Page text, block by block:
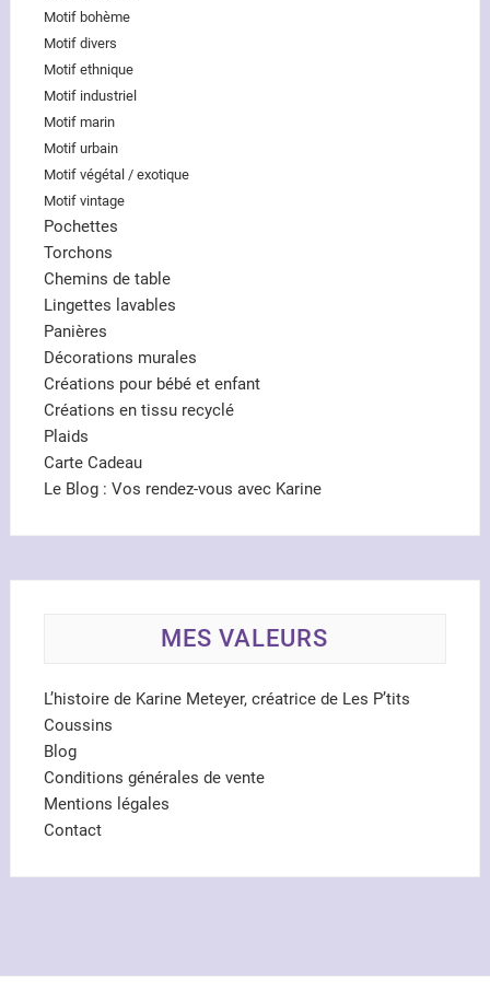
Motif bohème
Motif divers
Motif ethnique
Motif industriel
Motif marin
Motif urbain
Motif végétal / exotique
Motif vintage
Pochettes
Torchons
Chemins de table
Lingettes lavables
Panières
Décorations murales
Créations pour bébé et enfant
Créations en tissu recyclé
Plaids
Carte Cadeau
Le Blog : Vos rendez-vous avec Karine
MES VALEURS
L’histoire de Karine Meteyer, créatrice de Les P’tits
Coussins
Blog
Conditions générales de vente
Mentions légales
Contact